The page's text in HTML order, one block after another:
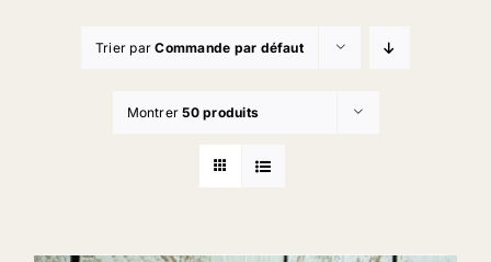
Trier parCommande par défaut
Montrer50 produits